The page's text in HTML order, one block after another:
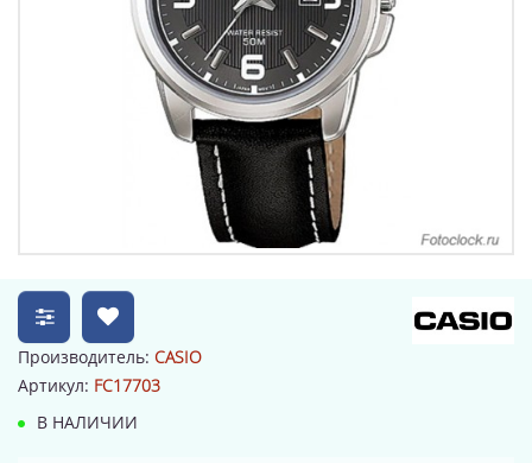
Производитель: CASIO
Артикул: FC17703
В НАЛИЧИИ